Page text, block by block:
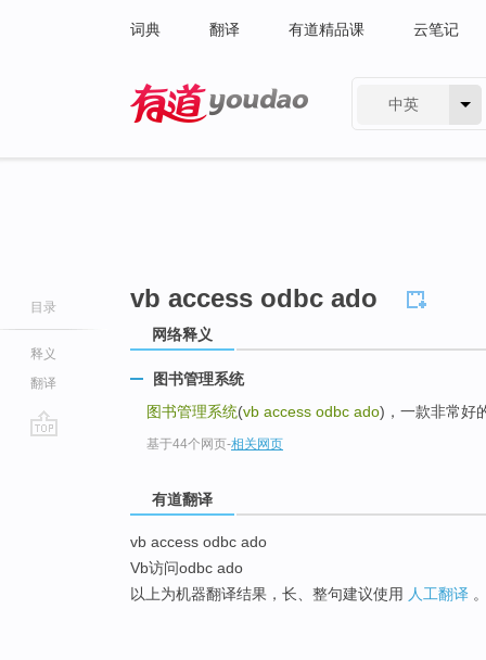
词典 翻译 有道精品课 云笔记
中英
目录
释义
翻译
vb access odbc ado
网络释义
图书管理系统
图书管理系统(vb access odbc ado)，一款非常好
基于44个网页-相关网页
有道翻译
vb access odbc ado
Vb访问odbc ado
以上为机器翻译结果，长、整句建议使用 人工翻译